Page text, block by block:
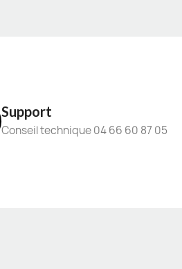
Support
Conseil technique 04 66 60 87 05